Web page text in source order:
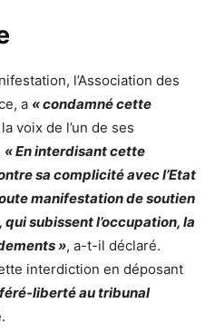
l’Association des
a « condamné cette
voix de l’un de ses
« En interdisant cette
sa complicité avec l’Etat
manifestation de soutien
subissent l’occupation, la
», a-t-il déclaré.
interdiction en déposant
liberté au tribunal